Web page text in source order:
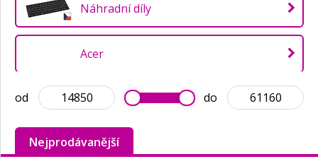
Náhradní díly
Acer
Apple
ASUS
od do
Nejprodávanější